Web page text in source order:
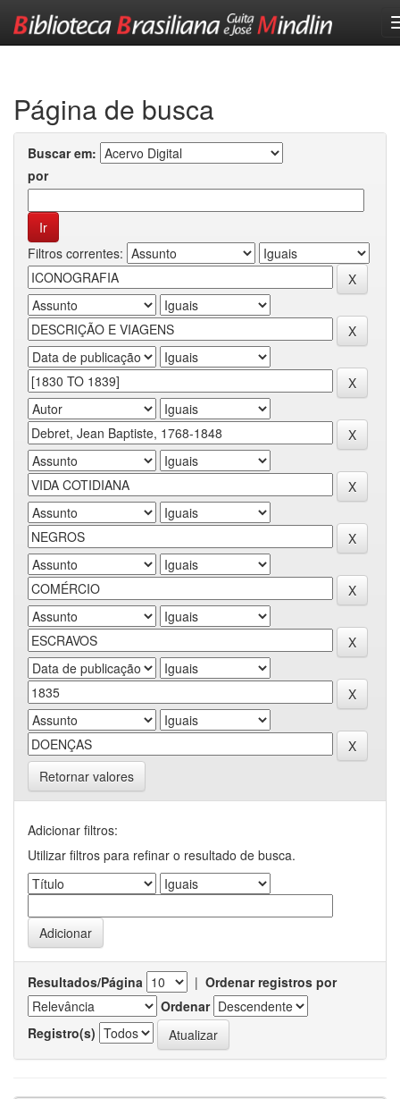
Página de busca
Buscar em:
por
Filtros correntes:
Retornar valores
Adicionar filtros:
Utilizar filtros para refinar o resultado de busca.
Resultados/Página | Ordenar registros por
Ordenar
Registro(s)